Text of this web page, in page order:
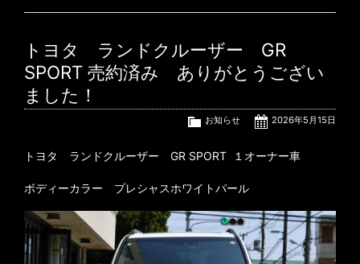
トヨタ ランドクルーザー GR
SPORT 売約済み ありがとうござい
ました！
2026年5月15日
お知らせ
トヨタ ランドクルーザー GR SPORT １オーナー車
ボディーカラー プレシャスホワイトパール